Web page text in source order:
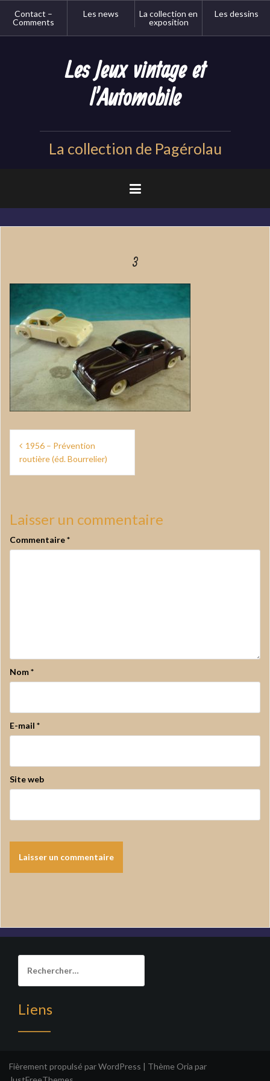
Contact –
Comments
Les news
La collection en
exposition
Les dessins
Les Jeux vintage et
l'Automobile
La collection de Pagérolau
3
Navigation
de
l’article
1956 – Prévention
routière (éd. Bourrelier)
Laisser un commentaire
Commentaire*
Nom*
E-mail *
Site web
Liens
Fièrement propulsé par WordPress | Thème Oria par